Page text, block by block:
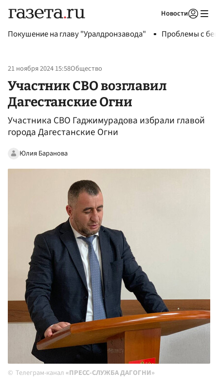
Новости
Покушение на главу "Уралдронзавода" Проблемы с
21 ноября 2024 15:58Общество
Участник СВО возглавил
Дагестанские Огни
Участника СВО Гаджимурадова избрали главой
города Дагестанские Огни
Юлия Баранова
Телеграм-канал «ПРЕСС-СЛУЖБА ДАГОГНИ»